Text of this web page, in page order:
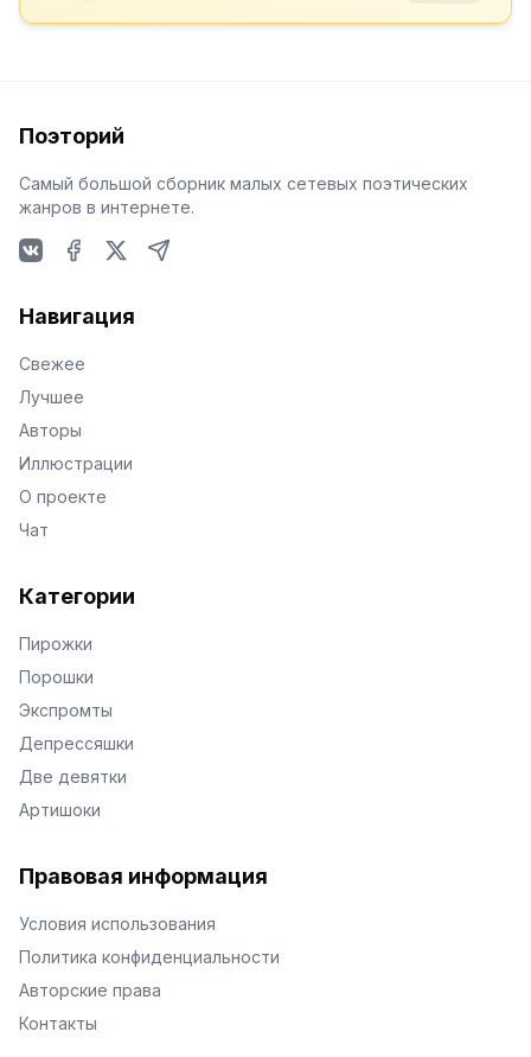
Поэторий
Самый большой сборник малых сетевых поэтических
жанров в интернете.
Навигация
Свежее
Лучшее
Авторы
Иллюстрации
О проекте
Чат
Категории
Пирожки
Порошки
Экспромты
Депрессяшки
Две девятки
Артишоки
Правовая информация
Условия использования
Политика конфиденциальности
Авторские права
Контакты